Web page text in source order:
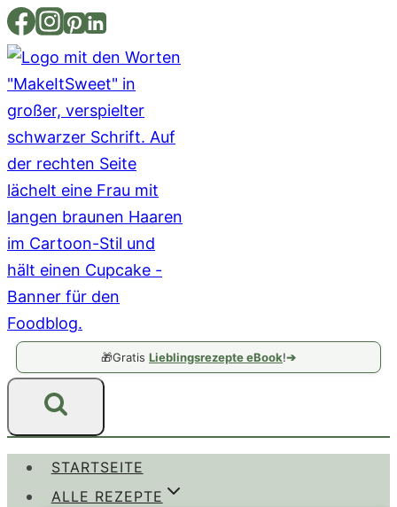
Zum
Inhalt
springen
🎁Gratis Lieblingsrezepte eBook!➔
STARTSEITE
ALLE REZEPTE